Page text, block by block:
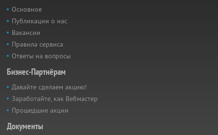
Основное
Публикации о нас
Вакансии
Правила сервиса
Ответы на вопросы
Бизнес-Партнёрам
Давайте сделаем акцию!
Заработайте, как Вебмастер
Прошедшие акции
Документы